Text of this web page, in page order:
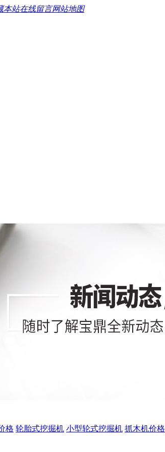
本站在线留言网站地图
格 轮胎式挖掘机 小型轮式挖掘机 抓木机价格